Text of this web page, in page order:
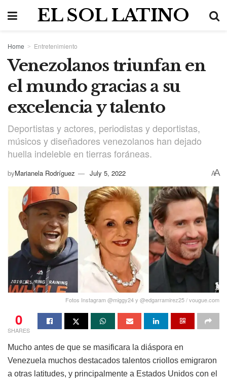
EL SOL LATINO
Home Entretenimiento
Venezolanos triunfan en
el mundo gracias a su
excelencia y talento
Deportistas y actores, periodistas y deportistas,
músicos y diseñadores venezolanos han dejado
huella indeleble en tierras foráneas.
byMarianela Rodríguez July 5, 2022 AA
Fotos Instagram @miggy24 y @edgarramirez25 / vougue.com
0
SHARES
Mucho antes de que se masificara la diáspora en
Venezuela muchos destacados talentos criollos emigraron
a otras latitudes, y principalmente a Estados Unidos con el